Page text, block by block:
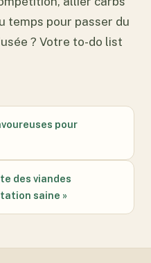
temps pour passer du
? Votre to-do list
pour
des viandes
saine »